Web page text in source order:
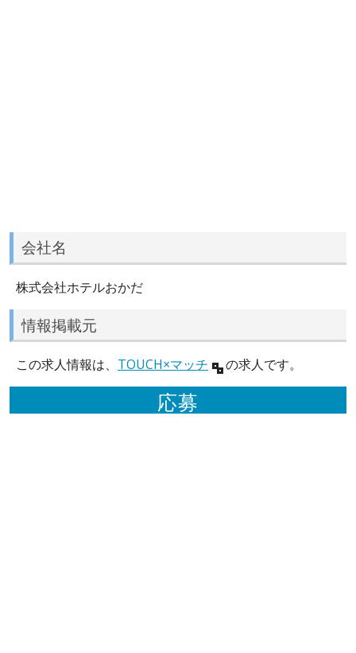
会社名
株式会社ホテルおかだ
情報掲載元
この求人情報は、 TOUCH×マッチ の求人です。
応募